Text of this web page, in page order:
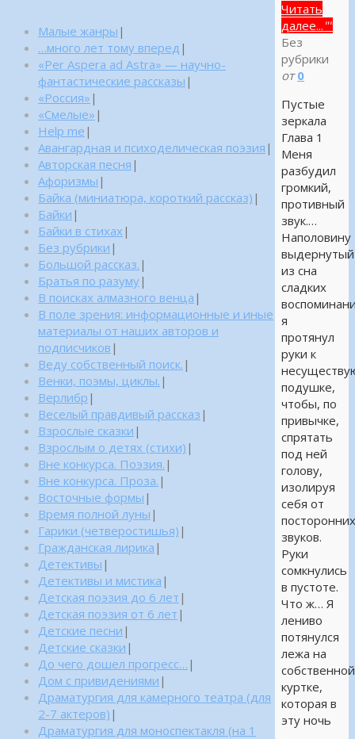
Читать
далее... ""
Без
рубрики
от 0
Пустые
зеркала
Глава 1
Меня
разбудил
громкий,
противный
звук.…
Наполовину
выдернутый
из сна
сладких
я
протянул
руки к
подушке,
чтобы, по
привычке,
спрятать
под ней
голову,
изолируя
себя от
звуков.
Руки
сомкнулись
в пустоте.
Что ж… Я
лениво
потянулся
лежа на
собственной
куртке,
которая в
эту ночь
Малые жанры |
…много лет тому вперед |
«Per Aspera ad Astra» — научно-
фантастические рассказы |
«Россия» |
«Смелые» |
Help me |
Авангардная и психоделическая поэзия |
Авторская песня |
Афоризмы |
Байка (миниатюра, короткий рассказ) |
Байки |
Байки в стихах |
Без рубрики |
Большой рассказ. |
Братья по разуму|
В поисках алмазного венца |
В поле зрения: информационные и иные
материалы от наших авторов и
подписчиков |
Веду собственный поиск. |
Венки, поэмы, циклы. |
Верлибр |
Веселый правдивый рассказ |
Взрослые сказки |
Взрослым о детях (стихи) |
Вне конкурса. Поэзия. |
Вне конкурса. Проза. |
Восточные формы |
Время полной луны |
Гарики (четверостишья) |
Гражданская лирика |
Детективы |
Детективы и мистика |
Детская поэзия до 6 лет |
Детская поэзия от 6 лет |
Детские песни |
Детские сказки |
До чего дошел прогресс… |
Дом с привидениями |
Драматургия для камерного театра (для
2-7 актеров) |
Драматургия для моноспектакля (на 1